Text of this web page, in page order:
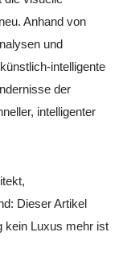
Anhand von
und
intelligente
der
intelligenter
Dieser Artikel
kein Luxus mehr ist